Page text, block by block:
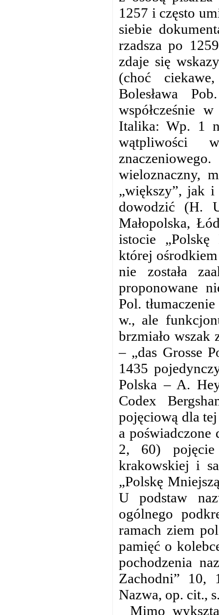
1257 i często
siebie
rzadsza po
zdaje się
(choć
Bolesława
współcześnie
Italika: Wp. 1
wątpliwości
wieloznaczny,
„większy”, jak i
dowodzić (H.
Małopolska,
istocie
której
nie została
proponowane
Pol.
w., ale
brzmiało wszak
– „das Grosse
1435
Polska – A.
Codex
pojęciową dla
a
2, 60) pojęcie
krakowskiej i
„Polskę
U podstaw
ogólnego
ramach ziem
pamięć o
pochodzenia
Zachodni” 10,
Nazwa, op. cit.,
Mimo